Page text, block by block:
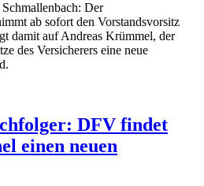
Der
ab sofort den Vorstandsvorsitz
damit auf Andreas Krümmel, der
des Versicherers eine neue
DFV findet
einen neuen